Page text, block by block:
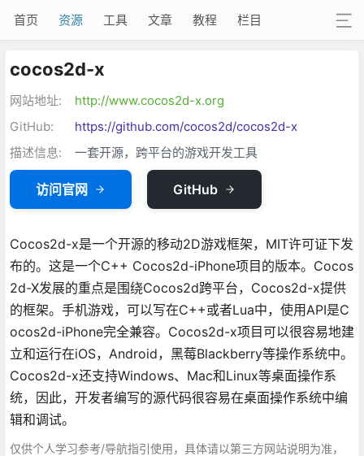
首页 资源 工具 文章 教程 栏目
cocos2d-x
网站地址:
http://www.cocos2d-x.org
GitHub:
https://github.com/cocos2d/cocos2d-x
描述信息:
一套开源，跨平台的游戏开发工具
访问官网 GitHub
Cocos2d-x是一个开源的移动2D游戏框架，MIT许可证下发
布的。这是一个C++ Cocos2d-iPhone项目的版本。Cocos
2d-X发展的重点是围绕Cocos2d跨平台，Cocos2d-x提供
的框架。手机游戏，可以写在C++或者Lua中，使用API是C
ocos2d-iPhone完全兼容。Cocos2d-x项目可以很容易地建
立和运行在iOS，Android，黑莓Blackberry等操作系统中。
Cocos2d-x还支持Windows、Mac和Linux等桌面操作系
统，因此，开发者编写的源代码很容易在桌面操作系统中编
辑和调试。
仅供个人学习参考/导航指引使用，具体请以第三方网站说明为准，